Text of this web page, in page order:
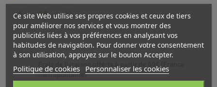
Frais de livraison offerts à partir de 69€ (France
métropolitaine)
Ce site Web utilise ses propres cookies et ceux de tiers
pour améliorer nos services et vous montrer des
publicités liées à vos préférences en analysant vos
habitudes de navigation. Pour donner votre consentement
à son utilisation, appuyez sur le bouton Accepter.
Politique de cookies Personnaliser les cookies